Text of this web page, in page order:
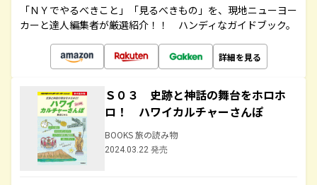
「ＮＹでやるべきこと」「見るべきもの」を、現地ニューヨー
カーと達人編集者が厳選紹介！！ ハンディなガイドブック。
詳細を見る
Ｓ０３ 史跡と神話の舞台をホロホ
ロ！ ハワイカルチャーさんぽ
BOOKS 旅の読み物
2024.03.22 発売